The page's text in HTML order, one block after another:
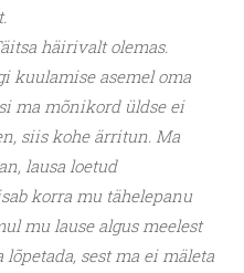
häirivalt olemas.
kuulamise asemel oma
ma mõnikord üldse ei
siis kohe ärritun. Ma
lausa loetud
korra mu tähelepanu
mu lause algus meelest
sest ma ei mäleta